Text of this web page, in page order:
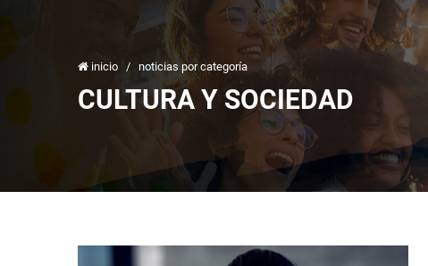
inicio / noticias por categoría
CULTURA Y SOCIEDAD